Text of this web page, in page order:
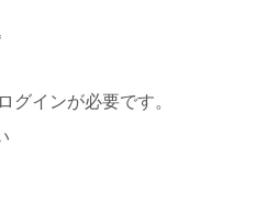
グインが必要です。